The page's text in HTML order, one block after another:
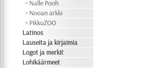
Nalle Pooh
Nooan arkki
PikkuZOO
Latinos
Lauseita ja kirjaimia
Logot ja merkit
Lohikäärmeet